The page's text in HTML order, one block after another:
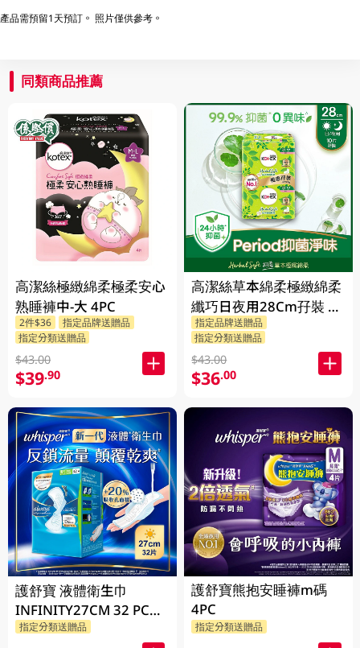
產品需預留1天預訂。 照片僅供參考。
同類商品推薦
高潔絲極緻綿柔極柔安心
熟睡褲中-大 4PC
2件$36
指定品牌送贈品
指定分類送贈品
$43.00
$39.90
護舒寶 液體衛生巾
INFINITY27CM 32 PC
(包裝隨機發放)
指定分類送贈品
高潔絲草本綿柔極緻綿柔
纖巧日夜用28Cm孖裝 2
X 10PC
指定品牌送贈品
指定分類送贈品
$43.00
$36.00
護舒寶熊抱安睡褲m碼
4PC
指定分類送贈品